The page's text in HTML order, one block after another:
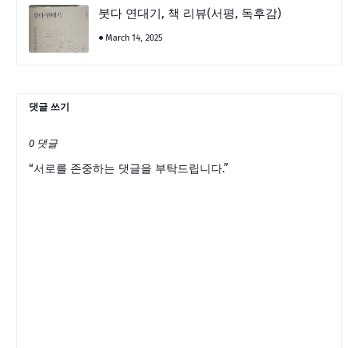
붓다 연대기, 책 리뷰(서평, 독후감)
March 14, 2025
댓글 쓰기
0 댓글
“서로를 존중하는 댓글을 부탁드립니다.”